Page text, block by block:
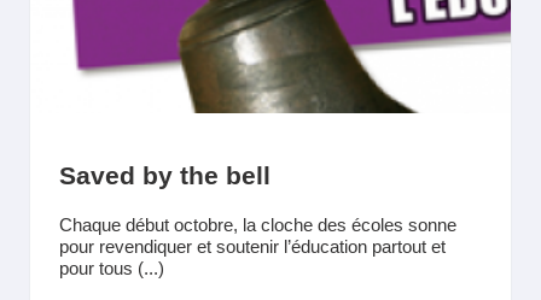
Saved by the bell
Chaque début octobre, la cloche des écoles sonne
pour revendiquer et soutenir l’éducation partout et
pour tous (...)